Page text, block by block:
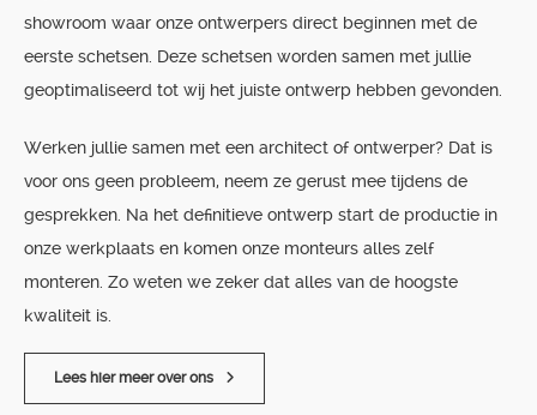
showroom waar onze ontwerpers direct beginnen met de
eerste schetsen. Deze schetsen worden samen met jullie
geoptimaliseerd tot wij het juiste ontwerp hebben gevonden.
Werken jullie samen met een architect of ontwerper? Dat is
voor ons geen probleem, neem ze gerust mee tijdens de
gesprekken. Na het definitieve ontwerp start de productie in
onze werkplaats en komen onze monteurs alles zelf
monteren. Zo weten we zeker dat alles van de hoogste
kwaliteit is.
Lees hier meer over ons